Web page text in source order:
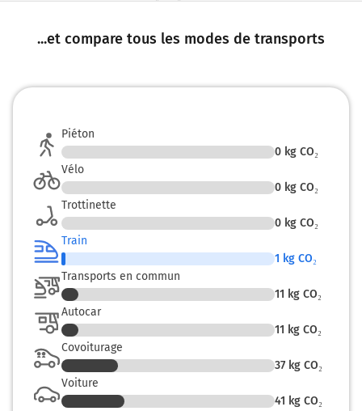
...et compare tous les modes de transports
Piéton
0 kg CO₂
Vélo
0 kg CO₂
Trottinette
0 kg CO₂
Train
1 kg CO₂
Transports en commun
11 kg CO₂
Autocar
11 kg CO₂
Covoiturage
37 kg CO₂
Voiture
41 kg CO₂